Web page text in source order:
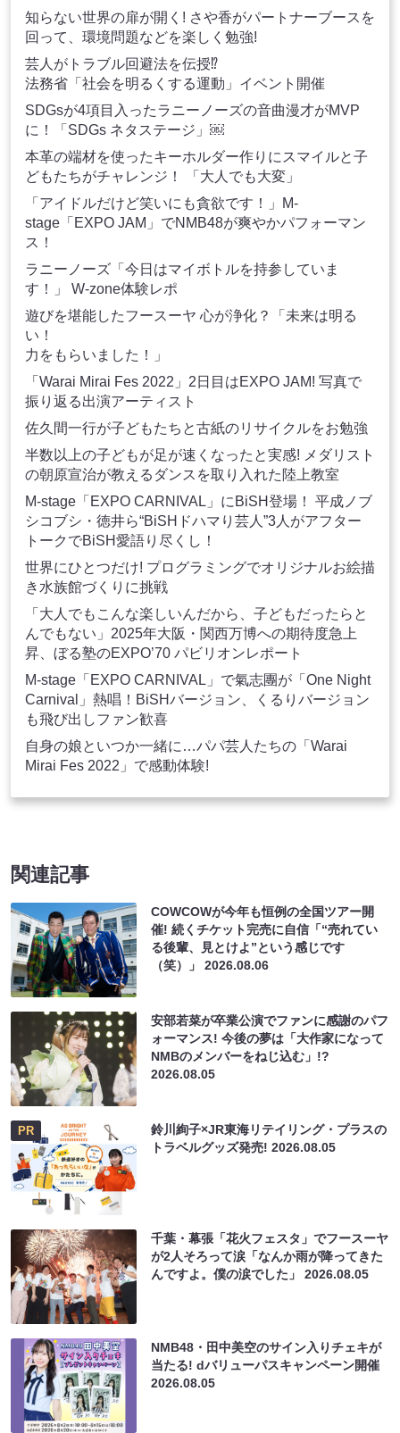
知らない世界の扉が開く! さや香がパートナーブースを
回って、環境問題などを楽しく勉強!
芸人がトラブル回避法を伝授⁉
法務省「社会を明るくする運動」イベント開催
SDGsが4項目入ったラニーノーズの音曲漫才がMVP
に！「SDGs ネタステージ」￼
本革の端材を使ったキーホルダー作りにスマイルと子
どもたちがチャレンジ！ 「大人でも大変」
「アイドルだけど笑いにも貪欲です！」M-
stage「EXPO JAM」でNMB48が爽やかパフォーマン
ス！
ラニーノーズ「今日はマイボトルを持参していま
す！」 W-zone体験レポ
遊びを堪能したフースーヤ 心が浄化？「未来は明る
い！
力をもらいました！」
「Warai Mirai Fes 2022」2日目はEXPO JAM! 写真で
振り返る出演アーティスト
佐久間一行が子どもたちと古紙のリサイクルをお勉強
半数以上の子どもが足が速くなったと実感! メダリスト
の朝原宣治が教えるダンスを取り入れた陸上教室
M-stage「EXPO CARNIVAL」にBiSH登場！ 平成ノブ
シコブシ・徳井ら“BiSHドハマり芸人”3人がアフター
トークでBiSH愛語り尽くし！
世界にひとつだけ! プログラミングでオリジナルお絵描
き水族館づくりに挑戦
「大人でもこんな楽しいんだから、子どもだったらと
んでもない」2025年大阪・関西万博への期待度急上
昇、ぼる塾のEXPO’70 パビリオンレポート
M-stage「EXPO CARNIVAL」で氣志團が「One Night
Carnival」熱唱！BiSHバージョン、くるりバージョン
も飛び出しファン歓喜
自身の娘といつか一緒に…パパ芸人たちの「Warai
Mirai Fes 2022」で感動体験!
関連記事
COWCOWが今年も恒例の全国ツアー開
催! 続くチケット完売に自信「“売れてい
る後輩、見とけよ”という感じです
（笑）」2026.08.06
安部若菜が卒業公演でファンに感謝のパフ
ォーマンス! 今後の夢は「大作家になって
NMBのメンバーをねじ込む」!?
2026.08.05
PR
鈴川絢子×JR東海リテイリング・プラスの
トラベルグッズ発売!2026.08.05
千葉・幕張「花火フェスタ」でフースーヤ
が2人そろって涙「なんか雨が降ってきた
んですよ。僕の涙でした」2026.08.05
NMB48・田中美空のサイン入りチェキが
当たる! dバリューパスキャンペーン開催
2026.08.05